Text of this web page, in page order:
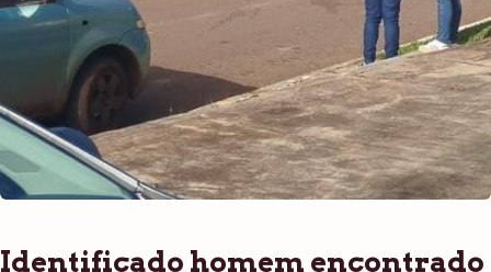
Identificado homem encontrado